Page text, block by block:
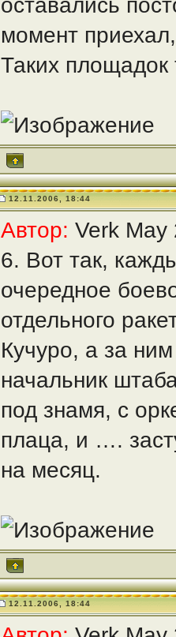
оставались
момент
Таких площадок
12.11.2006, 18:44
Автор: Verk May
6. Вот так,
очередное
отдельного
Кучуро, а за
начальник
под знамя, с
плаца, и ….
на месяц.
12.11.2006, 18:44